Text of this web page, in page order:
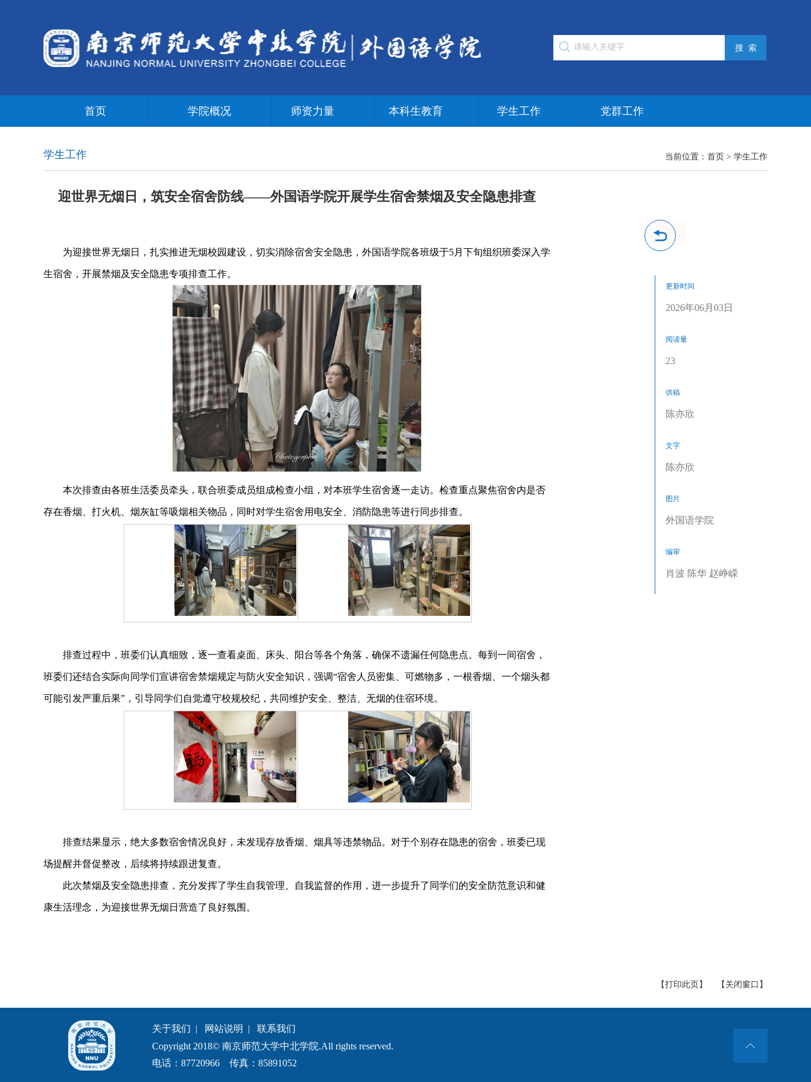
首页 学院概况 师资力量 本科生教育 学生工作 党群工作
学生工作 当前位置： 首页 > 学生工作
迎世界无烟日，筑安全宿舍防线——外国语学院开展学生宿舍禁烟及安全隐患排查
为迎接世界无烟日，扎实推进无烟校园建设，切实消除宿舍安全隐患，外国语学院各班级于5月下旬组织班委深入学
生宿舍，开展禁烟及安全隐患专项排查工作。
本次排查由各班生活委员牵头，联合班委成员组成检查小组，对本班学生宿舍逐一走访。检查重点聚焦宿舍内是否
存在香烟、打火机、烟灰缸等吸烟相关物品，同时对学生宿舍用电安全、消防隐患等进行同步排查。
排查过程中，班委们认真细致，逐一查看桌面、床头、阳台等各个角落，确保不遗漏任何隐患点。每到一间宿舍，
班委们还结合实际向同学们宣讲宿舍禁烟规定与防火安全知识，强调“宿舍人员密集、可燃物多，一根香烟、一个烟头都
可能引发严重后果”，引导同学们自觉遵守校规校纪，共同维护安全、整洁、无烟的住宿环境。
排查结果显示，绝大多数宿舍情况良好，未发现存放香烟、烟具等违禁物品。对于个别存在隐患的宿舍，班委已现
场提醒并督促整改，后续将持续跟进复查。
此次禁烟及安全隐患排查，充分发挥了学生自我管理、自我监督的作用，进一步提升了同学们的安全防范意识和健
康生活理念，为迎接世界无烟日营造了良好氛围。
更新时间
2026年06月03日
阅读量
23
供稿
陈亦欣
文字
陈亦欣
图片
外国语学院
编审
肖波 陈华 赵峥嵘
【打印此页】 【关闭窗口】
关于我们 | 网站说明 | 联系我们
Copyright 2018© 南京师范大学中北学院.All rights reserved.
电话：87720966 传真：85891052